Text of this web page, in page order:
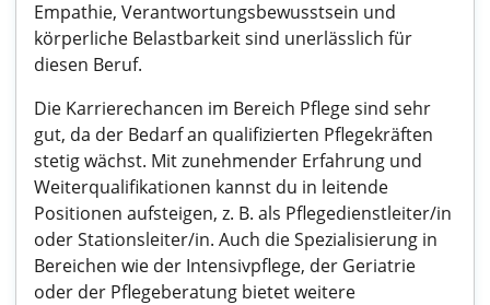
Empathie, Verantwortungsbewusstsein und
körperliche Belastbarkeit sind unerlässlich für
diesen Beruf.
Die Karrierechancen im Bereich Pflege sind sehr
gut, da der Bedarf an qualifizierten Pflegekräften
stetig wächst. Mit zunehmender Erfahrung und
Weiterqualifikationen kannst du in leitende
Positionen aufsteigen, z. B. als Pflegedienstleiter/in
oder Stationsleiter/in. Auch die Spezialisierung in
Bereichen wie der Intensivpflege, der Geriatrie
oder der Pflegeberatung bietet weitere